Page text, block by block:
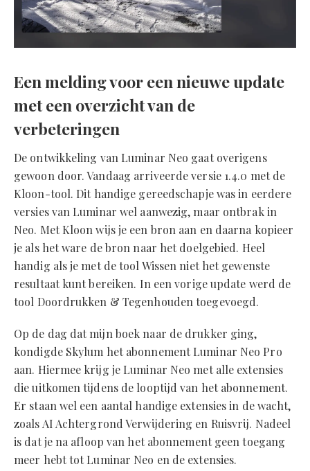
Een melding voor een nieuwe update
met een overzicht van de
verbeteringen
De ontwikkeling van Luminar Neo gaat overigens
gewoon door. Vandaag arriveerde versie 1.4.0 met de
Kloon-tool. Dit handige gereedschapje was in eerdere
versies van Luminar wel aanwezig, maar ontbrak in
Neo. Met Kloon wijs je een bron aan en daarna kopieer
je als het ware de bron naar het doelgebied. Heel
handig als je met de tool Wissen niet het gewenste
resultaat kunt bereiken. In een vorige update werd de
tool Doordrukken & Tegenhouden toegevoegd.
Op de dag dat mijn boek naar de drukker ging,
kondigde Skylum het abonnement Luminar Neo Pro
aan. Hiermee krijg je Luminar Neo met alle extensies
die uitkomen tijdens de looptijd van het abonnement.
Er staan wel een aantal handige extensies in de wacht,
zoals AI Achtergrond Verwijdering en Ruisvrij. Nadeel
is dat je na afloop van het abonnement geen toegang
meer hebt tot Luminar Neo en de extensies.